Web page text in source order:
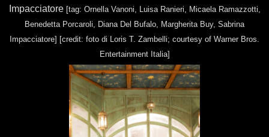
Impacciatore [tag: Ornella Vanoni, Luisa Ranieri, Micaela Ramazzotti,
Benedetta Porcaroli, Diana Del Bufalo, Margherita Buy, Sabrina
Impacciatore] [credit: foto di Loris T. Zambelli; courtesy of Warner Bros.
Entertainment Italia]